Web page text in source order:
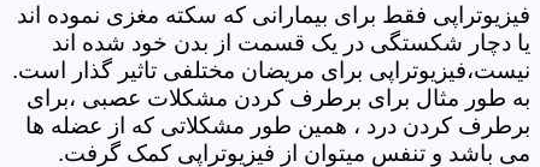
فیزیوتراپی فقط برای بیمارانی که سکته مغزی نموده اند
یا دچار شکستگی در یک قسمت از بدن خود شده اند
نیست،فیزیوتراپی برای مریضان مختلفی تاثیر گذار است.
به طور مثال برای برطرف کردن مشکلات عصبی ،برای
برطرف کردن درد ، همین طور مشکلاتی که از عضله ها
می باشد و تنفس میتوان از فیزیوتراپی کمک گرفت.